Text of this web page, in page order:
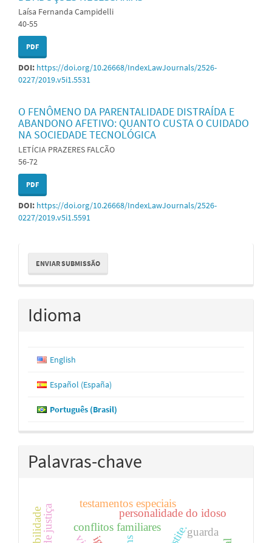
Laísa Fernanda Campidelli
40-55
PDF
DOI: https://doi.org/10.26668/IndexLawJournals/2526-
0227/2019.v5i1.5531
O FENÔMENO DA PARENTALIDADE DISTRAÍDA E
ABANDONO AFETIVO: QUANTO CUSTA O CUIDADO
NA SOCIEDADE TECNOLÓGICA
LETÍCIA PRAZERES FALCÃO
56-72
PDF
DOI: https://doi.org/10.26668/IndexLawJournals/2526-
0227/2019.v5i1.5591
Enviar
Submissão
ENVIAR SUBMISSÃO
Idioma
English
Español (España)
Português (Brasil)
Palavras-chave
conflitos familiares
personalidade do idoso
testamentos especiais
guarda